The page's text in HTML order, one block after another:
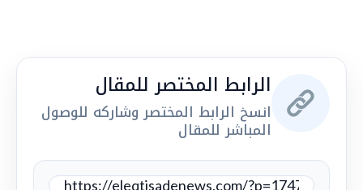
الرابط المختصر للمقال
انسخ الرابط المختصر وشاركه للوصول
المباشر للمقال